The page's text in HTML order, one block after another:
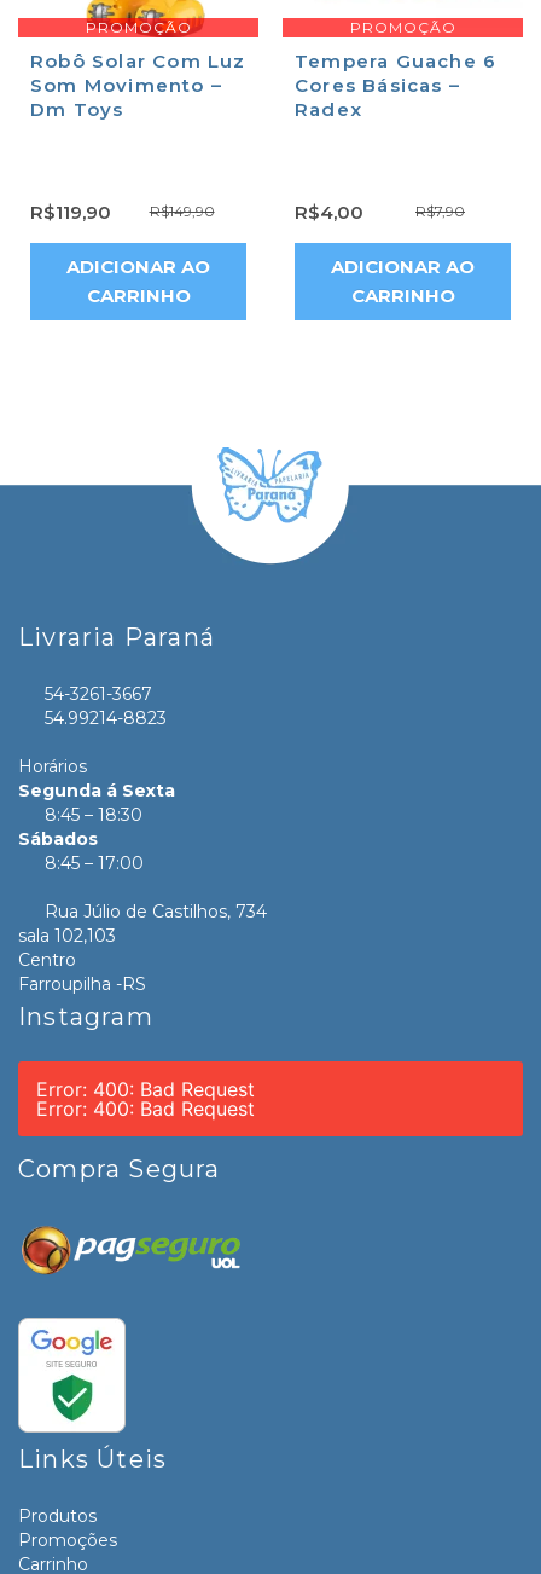
PROMOÇÃO
Robô Solar Com Luz
Som Movimento –
Dm Toys
R$149,90
R$119,90
ADICIONAR AO
CARRINHO
PROMOÇÃO
Tempera Guache 6
Cores Básicas –
Radex
R$7,90
R$4,00
ADICIONAR AO
CARRINHO
Livraria Paraná
54-3261-3667
54.99214-8823
Horários
Segunda á Sexta
8:45 – 18:30
Sábados
8:45 – 17:00
Rua Júlio de Castilhos, 734
sala 102,103
Centro
Farroupilha -RS
Instagram
Error: 400: Bad Request
Error: 400: Bad Request
Compra Segura
Links Úteis
Produtos
Promoções
Carrinho